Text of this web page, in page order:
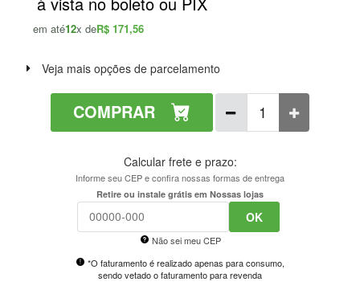
em até12x deR$ 171,56
Veja mais opções de parcelamento
COMPRAR
Calcular frete e prazo:
Informe seu CEP e confira nossas formas de entrega
Retire ou instale grátis em Nossas lojas
OK
Não sei meu CEP
*O faturamento é realizado apenas para consumo,
sendo vetado o faturamento para revenda